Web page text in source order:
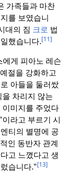
가족들과 마찬
를 보였습니
대의 짐 크로 법
했습니다.[11]
게 피아노 레슨
절을 강화하고
아들을 둘러쌌
차리지 않는
미지를 주었다
라고 부르기 시
티의 별명에 공
인 동반자 관계
고 느꼈다고 생
습니다."[13]